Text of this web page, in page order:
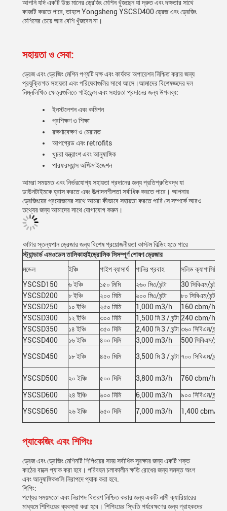
আপনি যদি একটি উচ্চ মানের ড্রেজিং মেশিন খুঁজছেন যা দ্রুত এবং দক্ষতার সাথে
কাজটি করতে পারে, তাহলে Yongsheng YSCSD400 ড্রেজ এবং ড্রেজিং
মেশিনের চেয়ে আর বেশি খুঁজবেন না।
সহায়তা ও সেবা:
ড্রেজ এবং ড্রেজিং মেশিন পণ্যটি দক্ষ এবং কার্যকর অপারেশন নিশ্চিত করার জন্য
প্রযুক্তিগত সহায়তা এবং পরিষেবাগুলির সাথে আসে।আমাদের বিশেষজ্ঞদের দল
নিম্নলিখিত ক্ষেত্রগুলিতে গাইডেন্স এবং সহায়তা প্রদানের জন্য উপলব্ধ:
ইনস্টলেশন এবং কমিশন
প্রশিক্ষণ ও শিক্ষা
রক্ষণাবেক্ষণ ও মেরামত
আপগ্রেড এবং retrofits
খুচরা যন্ত্রাংশ এবং আনুষাঙ্গিক
পারফরম্যান্স অপ্টিমাইজেশন
আমরা সময়মত এবং নির্ভরযোগ্য সহায়তা প্রদানের জন্য প্রতিশ্রুতিবদ্ধ যা
ডাউনটাইমকে হ্রাস করতে এবং উত্পাদনশীলতা সর্বাধিক করতে পারে। আপনার
ড্রেজিংয়ের প্রয়োজনের সাথে আমরা কীভাবে সহায়তা করতে পারি সে সম্পর্কে আরও
তথ্যের জন্য আমাদের সাথে যোগাযোগ করুন।
কাটার স্তন্যপান ড্রেজার জন্য বিশেষ প্রয়োজনীয়তা কাস্টম বিল্ডিং হতে পারে
স্ট্যান্ডার্ড এমওডেল তালিকাহাইড্রোলিক সিসম্পূর্ণ শোষণ ড্রেজার
মডেল
ইঞ্চি পাইপ ব্যাসার্ধ পানির প্রবাহ
সলিড ক্যাপাসিটি
YSCSD150
৬ ইঞ্চি ১৫০ মিমি ২৬০ মি৩/ঘন্টা
30 সিবিএম/ঘন্টা
YSCSD200
৮ ইঞ্চি ২০০ মিমি ৬০০ মি৩/ঘন্টা
৮০ সিবিএম/ঘন্টা
YSCSD250
১০ ইঞ্চি ২৫০ মিমি 1,000 m3/h
160 cbm/h
YSCSD300
১২ ইঞ্চি ৩০০ মিমি 1,500 মি 3 / ঘন্টা 240 cbm/h
YSCSD350
১৪ ইঞ্চি ৩৫০ মিমি 2,400 মি 3 / ঘন্টা ৩৬০ সিবিএম/ঘন্টা
YSCSD400
১৬ ইঞ্চি ৪০০ মিমি 3,000 m3/h
500 সিবিএম/ঘন্টা
YSCSD450
১৮ ইঞ্চি ৪৫০ মিমি 3,500 মি 3 / ঘন্টা ৭০০ সিবিএম/ঘন্টা
YSCSD500 ২০ ইঞ্চি ৫০০ মিমি 3,800 m3/h 760 cbm/h
YSCSD600 ২৪ ইঞ্চি ৬০০ মিমি 6,000 m3/h
৯০০ সিবিএম/ঘন্টা
YSCSD650
২৬ ইঞ্চি ৬৫০ মিমি 7,000 m3/h 1,400 cbm/h
প্যাকেজিং এবং শিপিংঃ
ড্রেজ এবং ড্রেজিং মেশিনটি শিপিংয়ের সময় সর্বাধিক সুরক্ষার জন্য একটি শক্ত
কাঠের বাক্সে প্যাক করা হবে। পরিবহন চলাকালীন ক্ষতি রোধের জন্য সমস্ত অংশ
এবং আনুষাঙ্গিকগুলি নিরাপদে প্যাক করা হবে.
শিপিং:
পণ্যের সময়মতো এবং নিরাপদ বিতরণ নিশ্চিত করার জন্য একটি নামী ক্যারিয়ারের
মাধ্যমে শিপিংয়ের ব্যবস্থা করা হবে। শিপিংয়ের স্থিতি পর্যবেক্ষণের জন্য গ্রাহকদের